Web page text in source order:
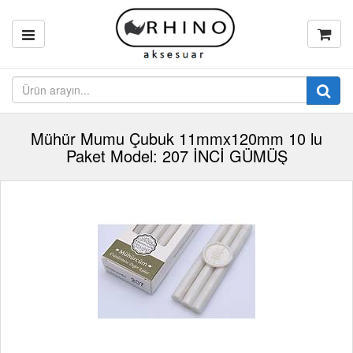
Mühür Mumu Çubuk 11mmx120mm 10 lu
Paket Model: 207 İNCİ GÜMÜŞ